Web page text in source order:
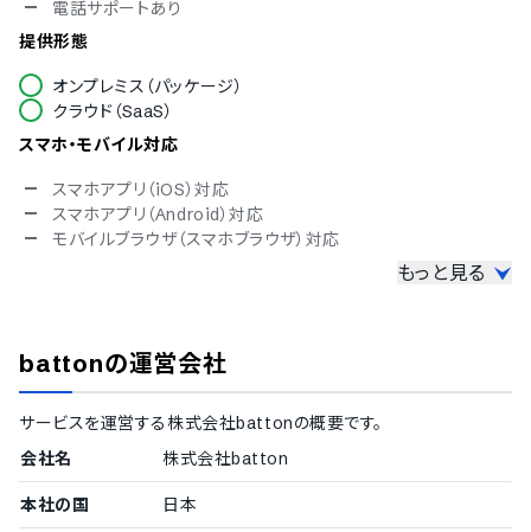
電話サポートあり
提供形態
オンプレミス（パッケージ）
クラウド（SaaS）
スマホ・モバイル対応
スマホアプリ（iOS）対応
スマホアプリ（Android）対応
モバイルブラウザ（スマホブラウザ）対応
冗長化
通信の暗号化
IP制限
シングルサインオン
対応言語
もっと見る
battonの運営会社
サービスを運営する株式会社battonの概要です。
会社名
株式会社batton
本社の国 日本